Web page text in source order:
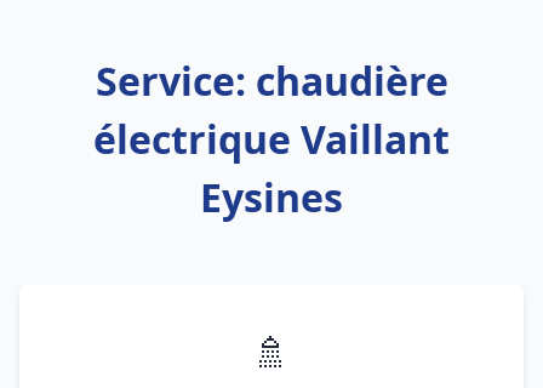
Service: chaudière
électrique Vaillant
Eysines
🚿